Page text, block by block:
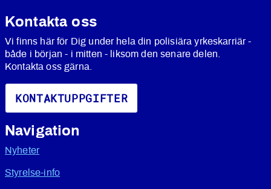
Kontakta oss
Vi finns här för Dig under hela din polisiära yrkeskarriär -
både i början - i mitten - liksom den senare delen.
Kontakta oss gärna.
KONTAKTUPPGIFTER
Navigation
Nyheter
Styrelse-info